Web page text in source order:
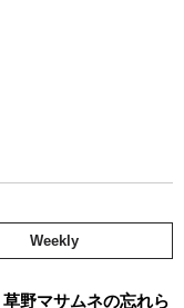
Weekly
野マサムネの忘れら